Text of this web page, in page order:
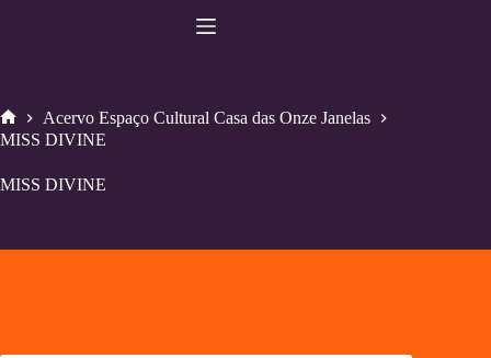
Home
Acervo Espaço Cultural Casa das Onze Janelas
MISS DIVINE
MISS DIVINE